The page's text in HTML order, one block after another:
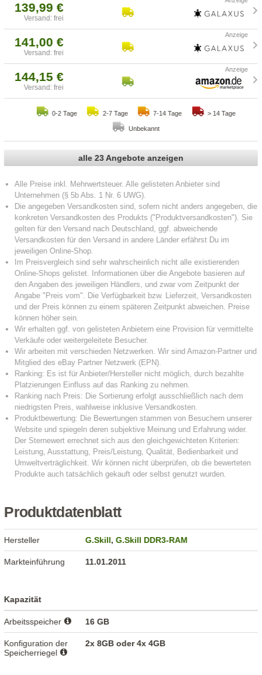
139,99 €
Versand: frei
141,00 €
Versand: frei
144,15 €
Versand: frei
0-2 Tage 2-7 Tage 7-14 Tage > 14 Tage
Unbekannt
alle 23 Angebote anzeigen
Produktdatenblatt
Hersteller G.Skill,G.Skill DDR3-RAM
Markteinführung 11.01.2011
Kapazität
Arbeitsspeicher 16 GB
Konfiguration der
Speicherriegel
2x 8GB oder 4x 4GB